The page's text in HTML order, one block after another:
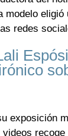
modelo
redes
exposición